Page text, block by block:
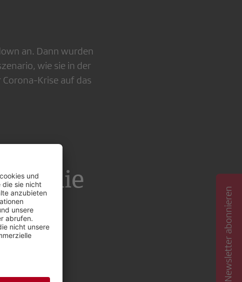
an. Dann wurden
wie sie in der
Krise auf das
die
Newsletter abonnieren